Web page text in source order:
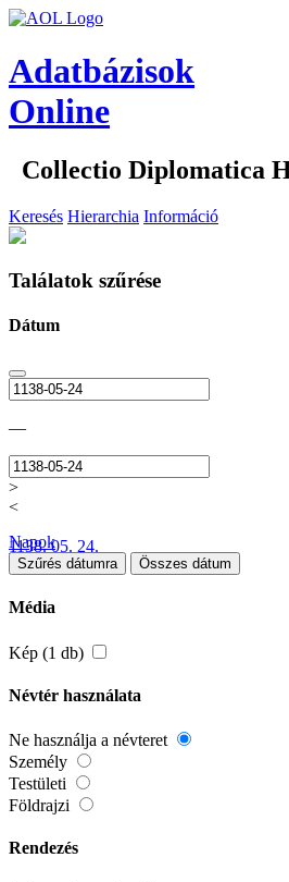
Adatbázisok
Online
Collectio Diplomatica
Keresés Hierarchia Információ
Találatok szűrése
Dátum
—
>
<
1138. 05. 24.
Napok
Szűrés dátumra Összes dátum
Média
Kép (1 db)
Névtér használata
Ne használja a névteret
Személy
Testületi
Földrajzi
Rendezés